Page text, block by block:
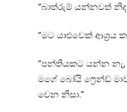
“බාත්රුම් යන්නවත්
“මට යාළුවෙක් ආශ්‍රය
“පන්තියකට යන්න නැ,
මගේ බෝයි ෆ්‍රෙන්ඩ්
වෙන නිසා.”